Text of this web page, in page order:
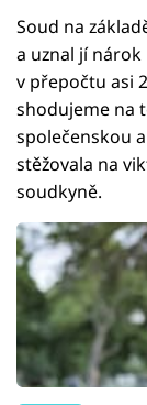
Soud na
a uznal jí nárok
v přepočtu asi
shodujeme na
společenskou
stěžovala na
soudkyně.